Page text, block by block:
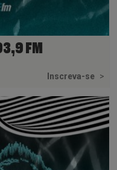
FM
Inscreva-se >